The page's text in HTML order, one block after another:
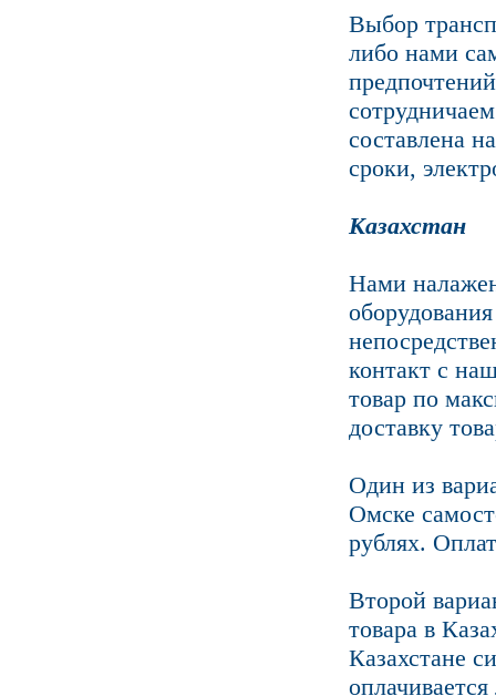
Выбор
либо нами
составлена
сроки,
Казахстан
Нами
контакт с
товар по
доставку
Один из
Омске
рублях.
Второй
товара в
Казахстане